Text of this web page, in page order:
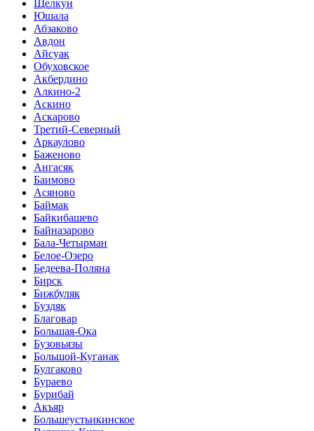
Щелкун
Юшала
Абзаково
Авдон
Айсуак
Обуховское
Акбердино
Алкино-2
Аскино
Аскарово
Третий-Северный
Аркаулово
Баженово
Ангасяк
Баимово
Асяново
Баймак
Байкибашево
Байназарово
Бала-Четырман
Белое-Озеро
Бедеева-Поляна
Бирск
Бижбуляк
Буздяк
Благовар
Большая-Ока
Бузовьязы
Большой-Куганак
Булгаково
Бураево
Бурибай
Акъяр
Большеустьикинское